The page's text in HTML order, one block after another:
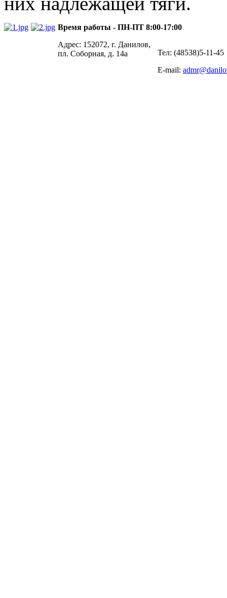
Время работы - ПН-ПТ 8:00-17:00
Адрес: 152072, г. Данилов,
пл. Соборная, д. 14а
Тел: (48538)5-11-45
E-mail: